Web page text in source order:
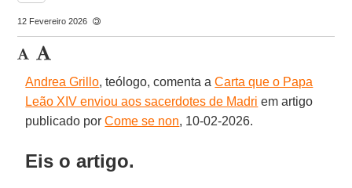
12 Fevereiro 2026
Andrea Grillo, teólogo, comenta aCarta que o Papa
Leão XIV enviou aos sacerdotes de Madri em artigo
publicado porCome se non, 10-02-2026.
Eis o artigo.